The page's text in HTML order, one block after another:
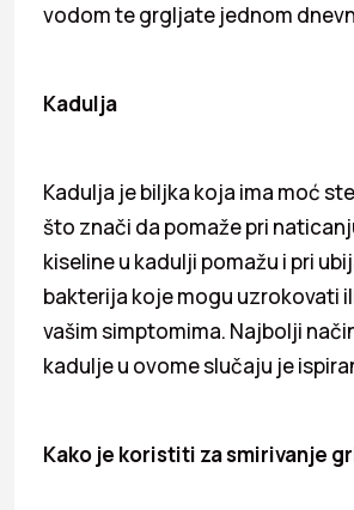
vodom te grgljate jednom
Kadulja
Kadulja je biljka koja ima moć
što znači da pomaže pri
kiseline u kadulji pomažu i pri
bakterija koje mogu uzrokovati
vašim simptomima. Najbolji
kadulje u ovome slučaju je
Kako je koristiti za smirivanje